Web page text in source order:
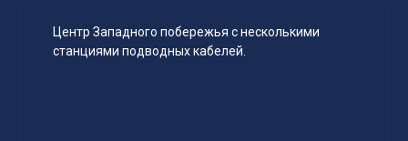
Центр Западного побережья с несколькими
станциями подводных кабелей.